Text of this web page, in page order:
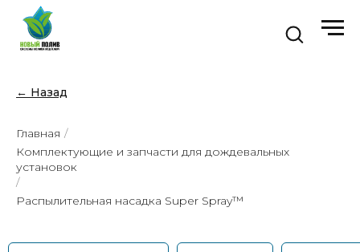
← Назад
Главная /
Комплектующие и запчасти для дождевальных
установок
/
Распылительная насадка Super Spray™